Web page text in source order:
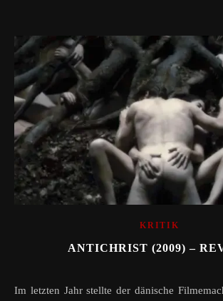
KRITIK
ANTICHRIST (2009) –
Im letzten Jahr stellte der dänische Filmemacher Lars von Trier